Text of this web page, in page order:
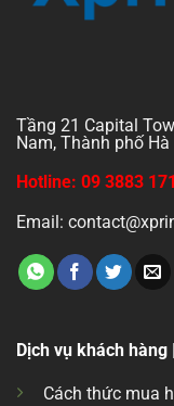
Tầng 21 Capital
Nam, Thành phố
Hotline: 09 3883
Email:
Dịch vụ khách hàng |
Cách thức mua